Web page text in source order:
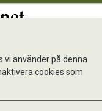
vi använder på denna
cookies som